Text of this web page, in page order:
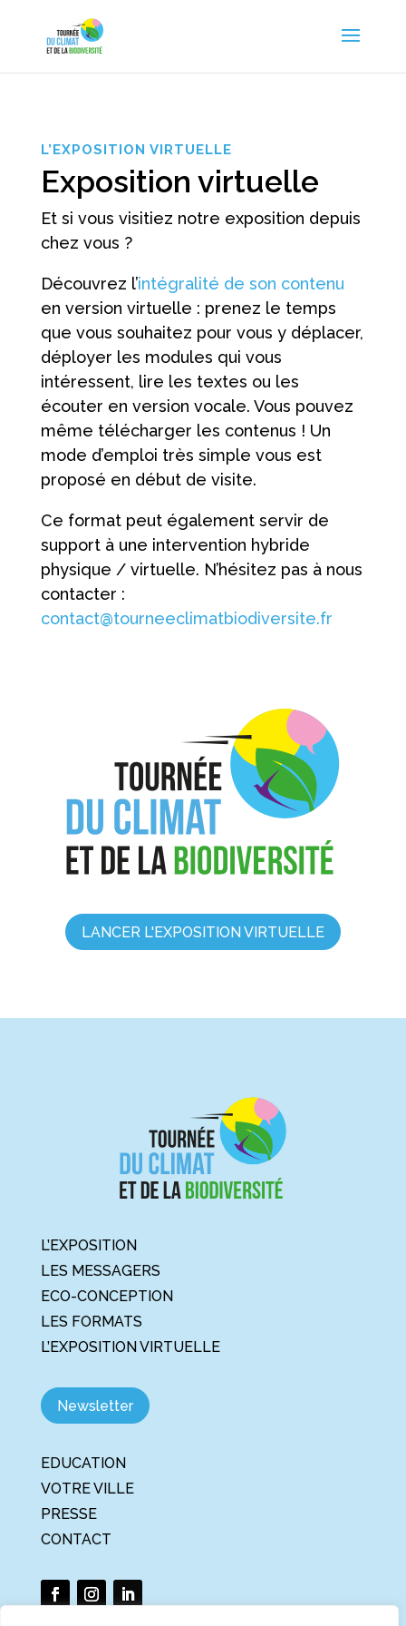
L’EXPOSITION VIRTUELLE
Exposition virtuelle
Et si vous visitiez notre exposition depuis
chez vous ?
Découvrez l’intégralité de son contenu
en version virtuelle : prenez le temps
que vous souhaitez pour vous y déplacer,
déployer les modules qui vous
intéressent, lire les textes ou les
écouter en version vocale. Vous pouvez
même télécharger les contenus ! Un
mode d’emploi très simple vous est
proposé en début de visite.
Ce format peut également servir de
support à une intervention hybride
physique / virtuelle. N’hésitez pas à nous
contacter :
contact@tourneeclimatbiodiversite.fr
LANCER L'EXPOSITION VIRTUELLE
L’EXPOSITION
LES MESSAGERS
ECO-CONCEPTION
LES FORMATS
L’EXPOSITION VIRTUELLE
Newsletter
EDUCATION
VOTRE VILLE
PRESSE
CONTACT